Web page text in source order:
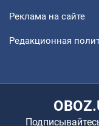
Реклама на сайте
Редакционная